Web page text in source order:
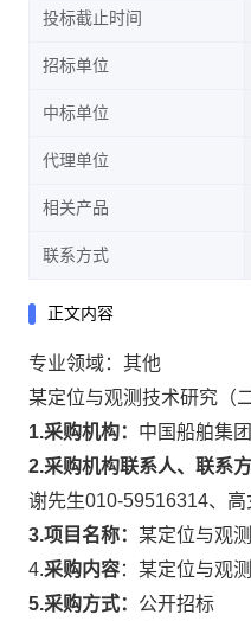
投标截止时间
招标单位
中标单位
代理单位
相关产品
联系方式
正文内容
专业领域： 其他
某定位与观测技术研究（
1.采购机构： 中国船舶集
2.采购机构联系人、联系方
谢先生010-59516314、
3.项目名称： 某定位与观
4.采购内容：某定位与观
5.采购方式： 公开招标